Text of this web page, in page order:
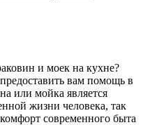
и моек на кухне?
вам помощь в
или мойка является
жизни человека, так
современного быта